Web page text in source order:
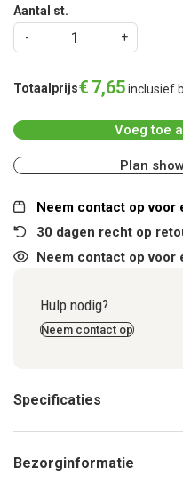
Aantal st.
Totaalprijs€ 7,65inclusief
Voeg toe
Plan
Neem contact op voor
30 dagen recht op
Neem contact op
Hulp nodig?
Neem contact op
Specificaties
Bezorginformatie